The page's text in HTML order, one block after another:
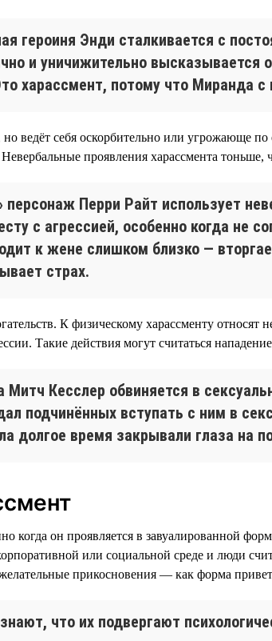
героиня Энди сталкивается с
и уничижительно
харассмент, потому что Миранда
но ведёт себя оскорбительно или
проявления харассмента
Перри Райт использует
с агрессией, особенно когда
к жене слишком близко —
страх.
К физическому харассменту
Такие действия могут считаться
Кесслер обвиняется в
подчинённых вступать с ним в
долгое время закрывали глаза
когда он проявляется в завуалированной
или социальной среде и люди
прикосновения — как форма
что их подвергают